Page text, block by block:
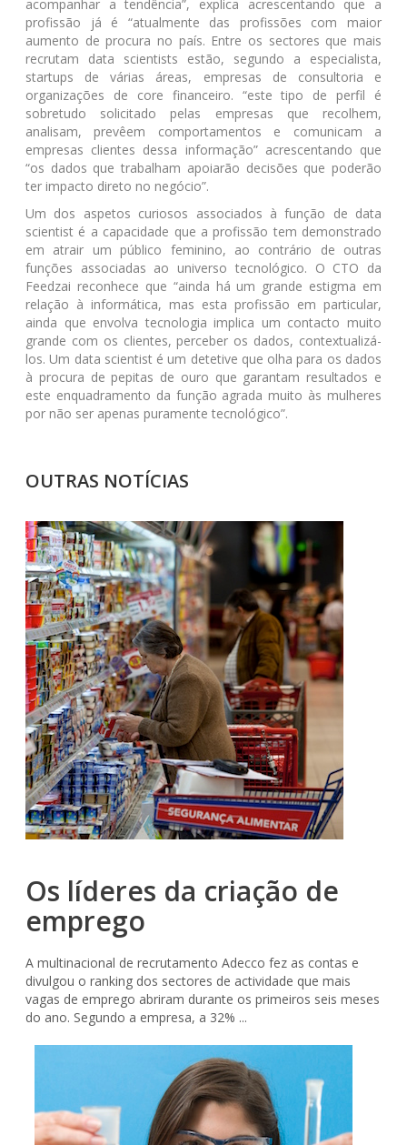
acompanhar a tendência”, explica acrescentando que a
profissão já é “atualmente das profissões com maior
aumento de procura no país. Entre os sectores que mais
recrutam data scientists estão, segundo a especialista,
startups de várias áreas, empresas de consultoria e
organizações de core financeiro. “este tipo de perfil é
sobretudo solicitado pelas empresas que recolhem,
analisam, prevêem comportamentos e comunicam a
empresas clientes dessa informação” acrescentando que
“os dados que trabalham apoiarão decisões que poderão
ter impacto direto no negócio”.
Um dos aspetos curiosos associados à função de data
scientist é a capacidade que a profissão tem demonstrado
em atrair um público feminino, ao contrário de outras
funções associadas ao universo tecnológico. O CTO da
Feedzai reconhece que “ainda há um grande estigma em
relação à informática, mas esta profissão em particular,
ainda que envolva tecnologia implica um contacto muito
grande com os clientes, perceber os dados, contextualizá-
los. Um data scientist é um detetive que olha para os dados
à procura de pepitas de ouro que garantam resultados e
este enquadramento da função agrada muito às mulheres
por não ser apenas puramente tecnológico”.
OUTRAS NOTÍCIAS
Os líderes da criação de
emprego
A multinacional de recrutamento Adecco fez as contas e
divulgou o ranking dos sectores de actividade que mais
vagas de emprego abriram durante os primeiros seis meses
do ano. Segundo a empresa, a 32% ...